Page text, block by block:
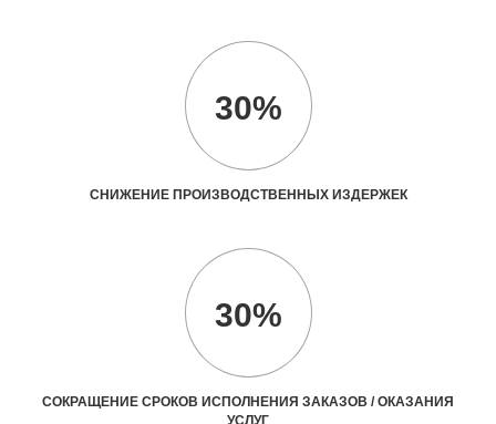
30%
СНИЖЕНИЕ ПРОИЗВОДСТВЕННЫХ ИЗДЕРЖЕК
30%
СОКРАЩЕНИЕ СРОКОВ ИСПОЛНЕНИЯ ЗАКАЗОВ / ОКАЗАНИЯ
УСЛУГ